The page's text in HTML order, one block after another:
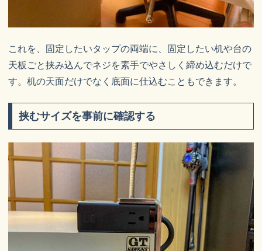
これを、固定したいタップの両端に、固定したい机や台の
天板ごと挟み込んでネジを素手でやさしく締め込むだけで
す。机の天面だけでなく底面に仕込むこともできます。
挟むサイズを事前に確認する